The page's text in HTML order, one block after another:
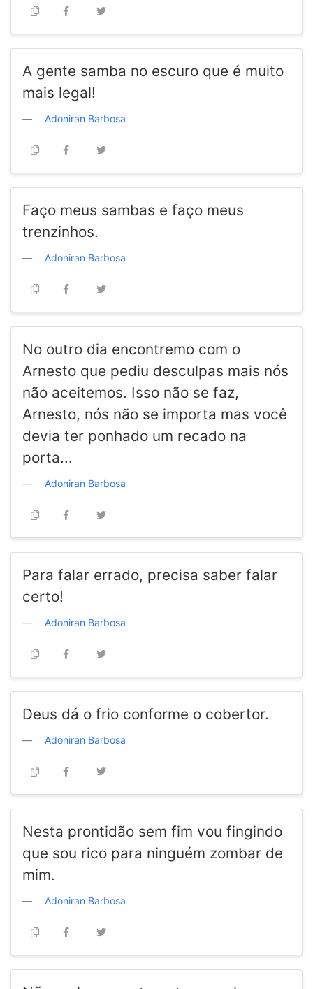
A gente samba no escuro que é muito
mais legal!
Adoniran Barbosa
Faço meus sambas e faço meus
trenzinhos.
Adoniran Barbosa
No outro dia encontremo com o
Arnesto que pediu desculpas mais nós
não aceitemos. Isso não se faz,
Arnesto, nós não se importa mas você
devia ter ponhado um recado na
porta...
Adoniran Barbosa
Para falar errado, precisa saber falar
certo!
Adoniran Barbosa
Deus dá o frio conforme o cobertor.
Adoniran Barbosa
Nesta prontidão sem fim vou fingindo
que sou rico para ninguém zombar de
mim.
Adoniran Barbosa